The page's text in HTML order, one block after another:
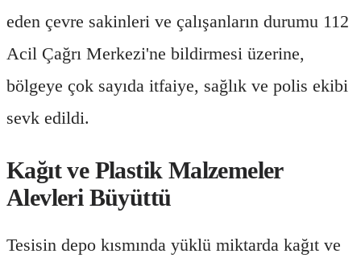
eden çevre sakinleri ve çalışanların durumu 112
Acil Çağrı Merkezi'ne bildirmesi üzerine,
bölgeye çok sayıda itfaiye, sağlık ve polis ekibi
sevk edildi.
Kağıt ve Plastik Malzemeler
Alevleri Büyüttü
Tesisin depo kısmında yüklü miktarda kağıt ve